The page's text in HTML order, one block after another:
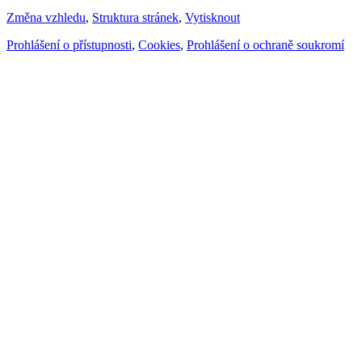
Změna vzhledu, Struktura stránek, Vytisknout
Prohlášení o přístupnosti, Cookies, Prohlášení o ochraně soukromí